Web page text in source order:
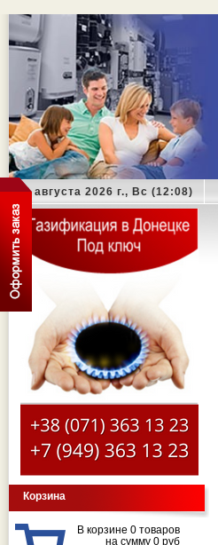
09 августа 2026 г., Вс (12:08)
Корзина
В корзине 0 товаров
на сумму 0 руб